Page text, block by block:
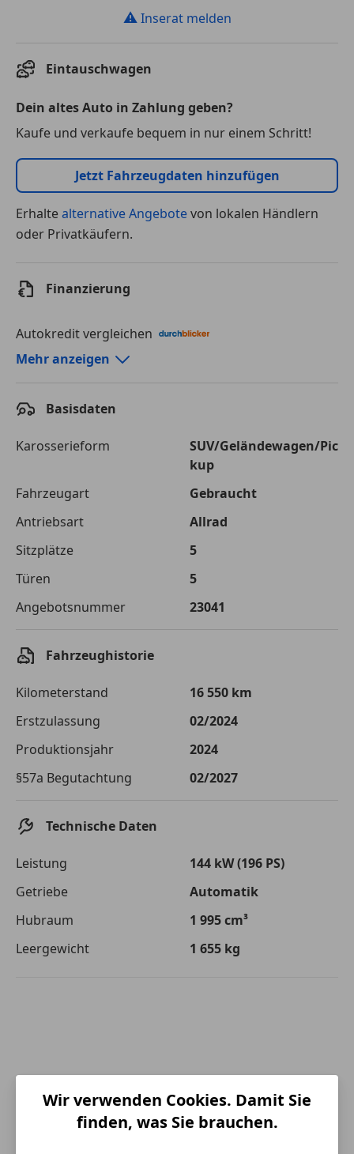
⚠ Inserat melden
Eintauschwagen
Dein altes Auto in Zahlung geben?
Kaufe und verkaufe bequem in nur einem Schritt!
Jetzt Fahrzeugdaten hinzufügen
Erhaltealternative Angebotevon lokalen Händlern
oder Privatkäufern.
Finanzierung
Autokredit vergleichen
Autokredit-Rechner von durchblicker.at
120 Monate
Kreditbetrag
€ 42 000,-
Gesamtbetrag
Einberechnete Gebühren
€ 0,-
Effektivzinsatz
Sollzinssatz
Monatliche Rate € 493,08
Die tatsächlichen Konditionen sind abhängig von Ihrer Bonität sowie
von der von Ihnen gewählten Bank. Rückzahlungszeitraum 1-10
Jahre. Zinsspanne Sollzinssatz: 2,90% - 14,90%.
Jetzt berechnen
Mehr anzeigen
Basisdaten
Karosserieform
SUV/Geländewagen/Pic
kup
Fahrzeugart
Gebraucht
Antriebsart
Allrad
Sitzplätze
5
Türen
5
Angebotsnummer
23041
Fahrzeughistorie
Kilometerstand
16 550 km
Erstzulassung
02/2024
Produktionsjahr
2024
§57a Begutachtung
02/2027
Technische Daten
Leistung
144 kW (196 PS)
Getriebe
Automatik
Hubraum
1 995 cm³
Leergewicht
1 655 kg
Wir verwenden Cookies. Damit Sie
finden, was Sie brauchen.